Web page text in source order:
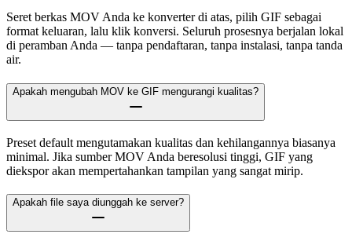
Seret berkas MOV Anda ke konverter di atas, pilih GIF sebagai
format keluaran, lalu klik konversi. Seluruh prosesnya berjalan lokal
di peramban Anda — tanpa pendaftaran, tanpa instalasi, tanpa tanda
air.
Apakah mengubah MOV ke GIF mengurangi kualitas?
Preset default mengutamakan kualitas dan kehilangannya biasanya
minimal. Jika sumber MOV Anda beresolusi tinggi, GIF yang
diekspor akan mempertahankan tampilan yang sangat mirip.
Apakah file saya diunggah ke server?